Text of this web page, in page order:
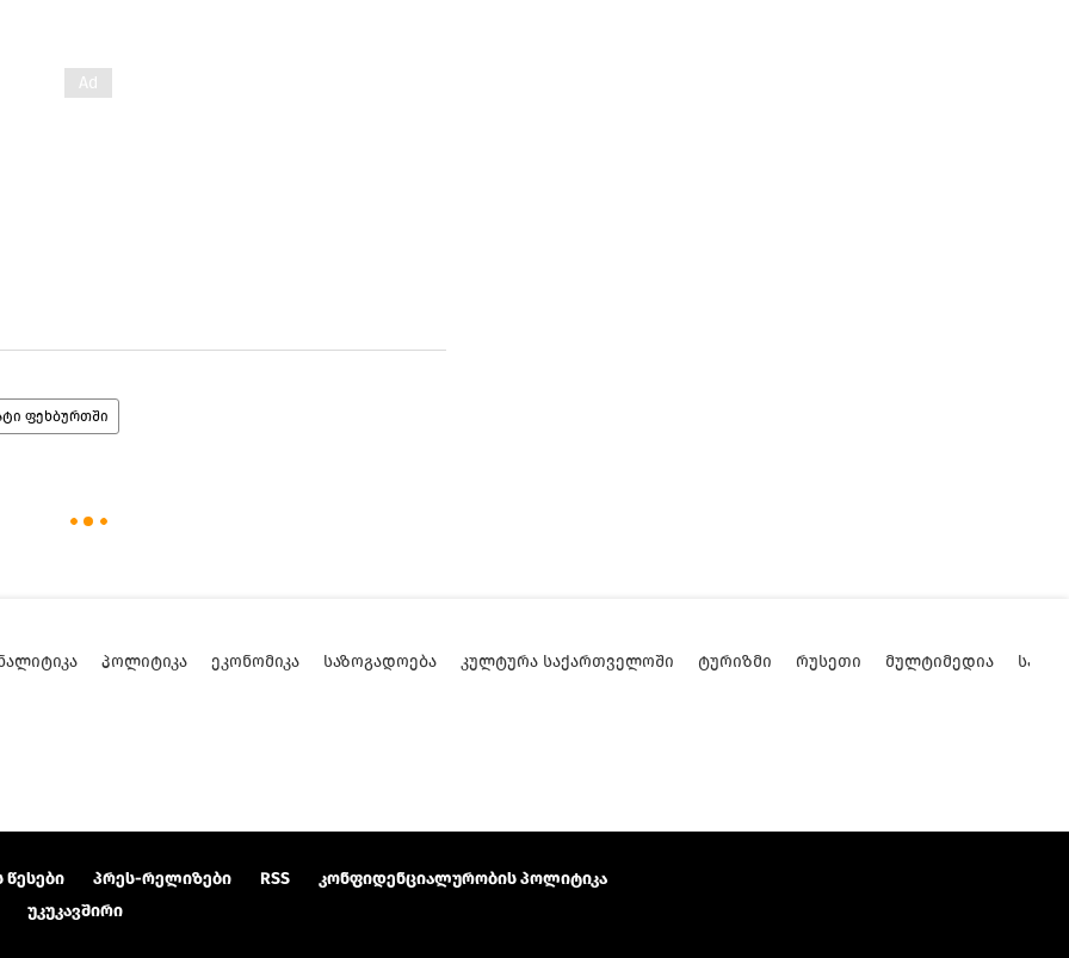
ფეხბურთში
ᲞᲝᲚᲘᲢᲘᲙᲐ ᲔᲙᲝᲜᲝᲛᲘᲙᲐ ᲡᲐᲖᲝᲒᲐᲓᲝᲔᲑᲐ ᲙᲣᲚᲢᲣᲠᲐ ᲡᲐᲥᲐᲠᲗᲕᲔᲚᲝᲨᲘ ᲢᲣᲠᲘᲖᲛᲘ ᲠᲣᲡᲔᲗᲘ ᲛᲣᲚᲢᲘᲛᲔᲓᲘᲐ
წესები პრეს-რელიზები RSS
კონფიდენციალურობის პოლიტიკა
უკუკავშირი